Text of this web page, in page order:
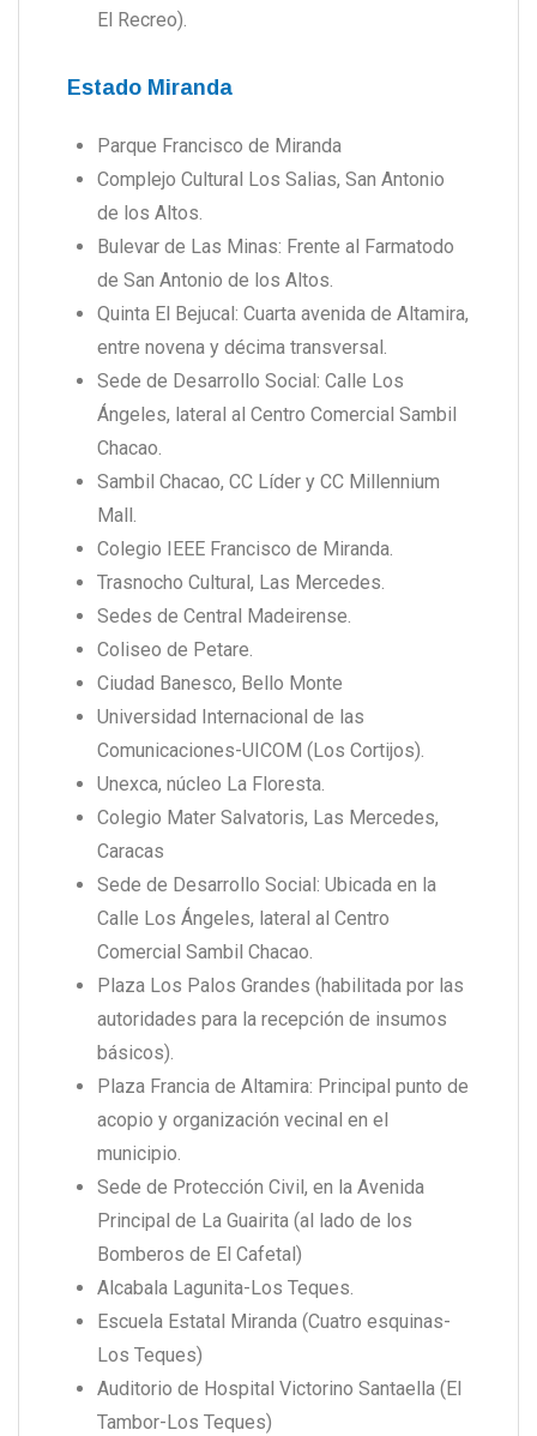
El Recreo).
Estado Miranda
Parque Francisco de Miranda
Complejo Cultural Los Salias, San Antonio
de los Altos.
Bulevar de Las Minas: Frente al Farmatodo
de San Antonio de los Altos.
Quinta El Bejucal: Cuarta avenida de Altamira,
entre novena y décima transversal.
Sede de Desarrollo Social: Calle Los
Ángeles, lateral al Centro Comercial Sambil
Chacao.
Sambil Chacao, CC Líder y CC Millennium
Mall.
Colegio IEEE Francisco de Miranda.
Trasnocho Cultural, Las Mercedes.
Sedes de Central Madeirense.
Coliseo de Petare.
Ciudad Banesco, Bello Monte
Universidad Internacional de las
Comunicaciones-UICOM (Los Cortijos).
Unexca, núcleo La Floresta.
Colegio Mater Salvatoris, Las Mercedes,
Caracas
Sede de Desarrollo Social: Ubicada en la
Calle Los Ángeles, lateral al Centro
Comercial Sambil Chacao.
Plaza Los Palos Grandes (habilitada por las
autoridades para la recepción de insumos
básicos).
Plaza Francia de Altamira: Principal punto de
acopio y organización vecinal en el
municipio.
Sede de Protección Civil, en la Avenida
Principal de La Guairita (al lado de los
Bomberos de El Cafetal)
Alcabala Lagunita-Los Teques.
Escuela Estatal Miranda (Cuatro esquinas-
Los Teques)
Auditorio de Hospital Victorino Santaella (El
Tambor-Los Teques)